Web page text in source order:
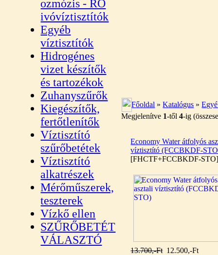
ozmózis - RO
ivóvíztisztítók
Egyéb
víztisztítók
Hidrogénes
vizet készítők
és tartozékok
Zuhanyszűrők
Kiegészítők,
fertőtlenítők
Víztisztító
szűrőbetétek
Víztisztító
alkatrészek
Mérőműszerek,
teszterek
Vízkő ellen
SZŰRŐBETÉT
VÁLASZTÓ
Főoldal »Katalógus »
Megjelenítve 1-től4-ig
Economy Water átfolyós
víztisztító (FCCBKDF-
[FHCTF+FCCBKDF-
13.700,-Ft 12.500,-Ft